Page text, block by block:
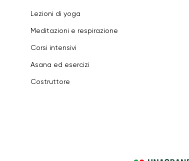
Lezioni di yoga
Meditazioni e respirazione
Corsi intensivi
Asana ed esercizi
Costruttore